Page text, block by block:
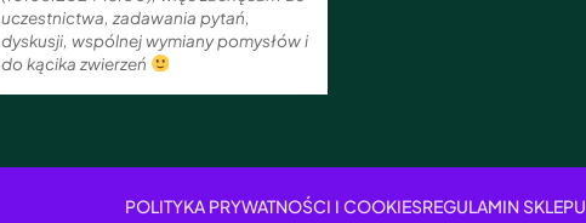
uczestnictwa, zadawania pytań,
dyskusji, wspólnej wymiany pomysłów i
do kącika zwierzeń
POLITYKA PRYWATNOŚCI I COOKIESREGULAMIN SKLEPU